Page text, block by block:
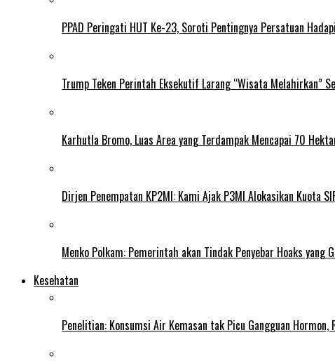
PPAD Peringati HUT Ke-23, Soroti Pentingnya Persatuan
Trump Teken Perintah Eksekutif Larang “Wisata Melahirkan”
Karhutla Bromo, Luas Area yang Terdampak Mencapai 70
Dirjen Penempatan KP2MI: Kami Ajak P3MI Alokasikan Kuota
Menko Polkam: Pemerintah akan Tindak Penyebar Hoaks
Kesehatan
Penelitian: Konsumsi Air Kemasan tak Picu Gangguan